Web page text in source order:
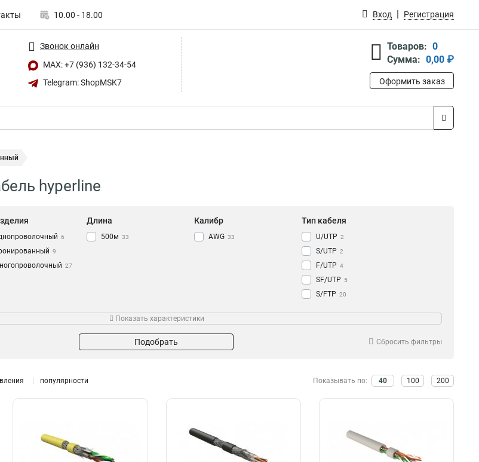
10.00 - 18.00 Вход Регистрация
Звонок онлайн
MAX: +7 (936) 132-34-54
Telegram: ShopMSK7
Товаров: 0
Сумма: 0,00 ₽
Оформить заказ
hyperline
6
9
27
Длина
500м 33
Калибр
AWG 33
Тип кабеля
U/UTP 2
S/UTP 2
F/UTP 4
SF/UTP 5
S/FTP 20
4 7A 4 4x2x24 5
Показать характеристики
Подобрать Сбросить фильтры
популярности Показывать по: 40 100 200